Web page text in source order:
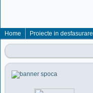
Home Proiecte in desfasurare